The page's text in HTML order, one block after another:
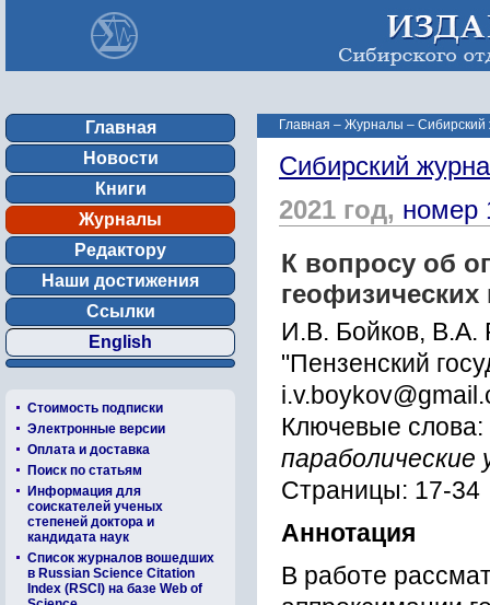
Главная
Новости
Книги
Журналы
Редактору
Наши достижения
Ссылки
English
Стоимость подписки
Электронные версии
Оплата и доставка
Поиск по статьям
Информация для
соискателей ученых
степеней доктора и
кандидата наук
Список журналов вошедших
в Russian Science Citation
Index (RSCI) на базе Web of
Главная – Журналы – Сибирский
Сибирский
2021 год, номер
К вопросу об
геофизических
И.В. Бойков, В.А.
"Пензенский
Ключевые слова:
параболические
Страницы: 17-34
Аннотация
В работе